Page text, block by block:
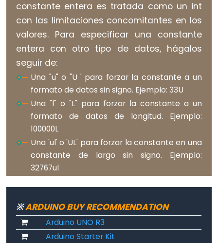
Serial
Serial
Serial.available()
Serial.availableForWrite()
Serial.begin()
Serial.end()
Serial.find()
Serial.findUntil()
Serial.flush()
if(Serial)
Serial.parseFloat()
Serial.parseInt()
Serial.peek()
constante entera es tratada como un int
con las limitaciones concomitantes en los
valores. Para especificar una constante
entera con otro tipo de datos, hágalos
seguir de:
Una "u" o "U ' para forzar la constante a un
formato de datos sin signo. Ejemplo: 33U
Una "l" o "L" para forzar la constante a un
formato de datos de longitud. Ejemplo:
100000L
Una 'ul' o 'UL' para forzar la constante en una
constante de largo sin signo. Ejemplo:
32767ul
※ARDUINO BUY RECOMMENDATION
Arduino UNO R3
Arduino Starter Kit